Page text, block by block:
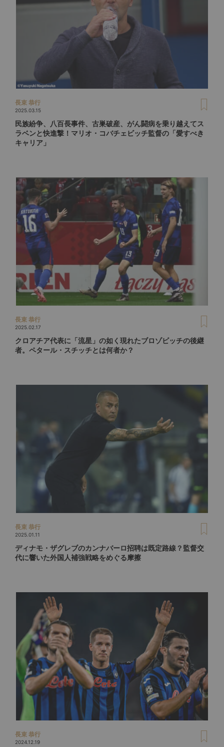
長束 恭行
2025.03.15
民族紛争、八百長事件、古巣破産、がん闘病を乗り越えてス
ラベンと快進撃！マリオ・コバチェビッチ監督の「愛すべき
キャリア」
長束 恭行
2025.02.17
クロアチア代表に「流星」の如く現れたブロゾビッチの後継
者。ペタール・スチッチとは何者か？
長束 恭行
2025.01.11
ディナモ・ザグレブのカンナバーロ招聘は既定路線？監督交
代に響いた外国人補強戦略をめぐる摩擦
長束 恭行
2024.12.19